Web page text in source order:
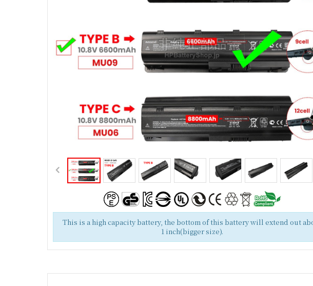
This is a high capacity battery, the bottom of this battery will extend out
1 inch(bigger size).